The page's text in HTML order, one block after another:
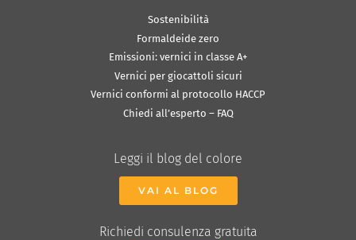
Sostenibilità
Formaldeide zero
Emissioni: vernici in classe A+
Vernici per giocattoli sicuri
Vernici conformi al protocollo HACCP
Chiedi all’esperto – FAQ
Leggi il blog del colore
VAI AL BLOG
Richiedi consulenza gratuita